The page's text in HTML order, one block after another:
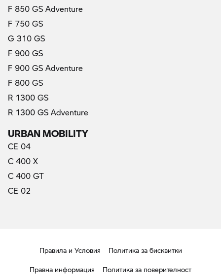
F 850 GS Adventure
F 750 GS
G 310 GS
F 900 GS
F 900 GS Adventure
F 800 GS
R 1300 GS
R 1300 GS Adventure
URBAN MOBILITY
CE 04
C 400 X
C 400 GT
CE 02
Правила и Условия
Политика за бисквитки
Правна информация
Политика за поверителност